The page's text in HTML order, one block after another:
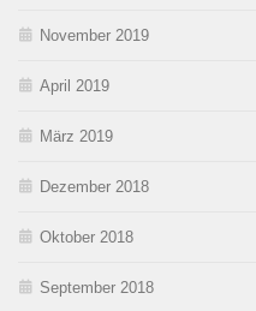
November 2019
April 2019
März 2019
Dezember 2018
Oktober 2018
September 2018